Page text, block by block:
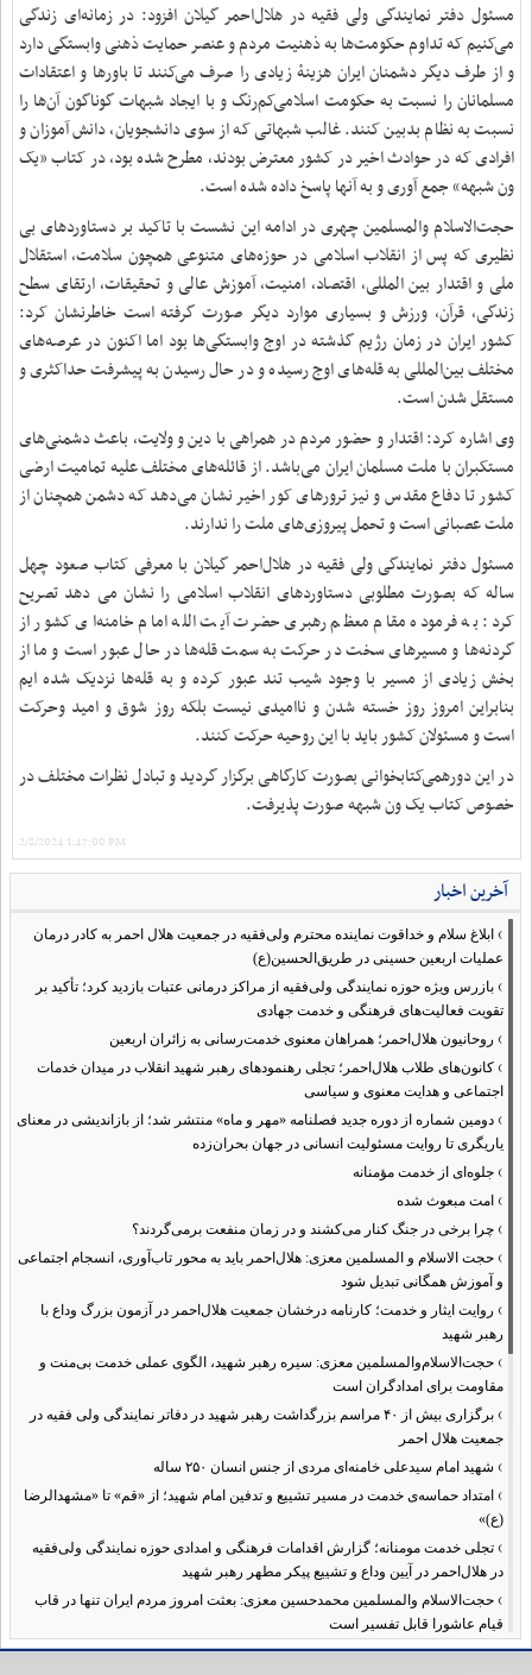
مسئول دفتر نمایندگی ولی فقیه در هلال‌احمر گیلان افزود: در زمانه‌ای زندگی
می‌کنیم که تداوم حکومت‌ها به ذهنیت مردم و عنصر حمایت ذهنی وابستگی دارد
و از طرف دیگر دشمنان ایران هزینۀ زیادی را صرف می‌کنند تا باورها و اعتقادات
مسلمانان را نسبت به حکومت اسلامی‌کم‌رنگ و با ایجاد شبهات گوناگون آن‌ها را
نسبت به نظام بدبین کنند. غالب شبهاتی که از سوی دانشجویان، دانش آموزان و
افرادی که در حوادث اخیر در کشور معترض بودند، مطرح شده بود، در کتاب «یک
ون شبهه» جمع آوری و به آنها پاسخ داده شده است.
حجت‌الاسلام والمسلمین چهری در ادامه این نشست با تاکید بر دستاوردهای بی
نظیری که پس از انقلاب اسلامی در حوزه‌های متنوعی همچون سلامت، استقلال
ملی و اقتدار بین المللی، اقتصاد، امنیت، آموزش عالی و تحقیقات، ارتقای سطح
زندگی، قرآن، ورزش و بسیاری موارد دیگر صورت گرفته است خاطرنشان کرد:
کشور ایران در زمان رژیم گذشته در اوج وابستگی‌ها بود اما اکنون در عرصه‌های
مختلف بین‌المللی به قله‌های اوج رسیده و در حال رسیدن به پیشرفت حداکثری و
مستقل شدن است.
وی اشاره کرد: اقتدار و حضور مردم در همراهی با دین و ولایت، باعث دشمنی‌های
مستکبران با ملت مسلمان ایران می‌باشد. از قائله‌های مختلف علیه تمامیت ارضی
کشور تا دفاع مقدس و نیز ترورهای کور اخیر نشان می‌دهد که دشمن همچنان از
ملت عصبانی است و تحمل پیروزی‌های ملت را ندارند.
مسئول دفتر نمایندگی ولی فقیه در هلال‌احمر گیلان با معرفی کتاب صعود چهل
ساله که بصورت مطلوبی دستاوردهای انقلاب اسلامی را نشان می دهد تصریح
کرد: به فرموده مقام معظم رهبری حضرت آیت الله امام خامنه‌ای کشور از
گردنه‌ها و مسیرهای سخت در حرکت به سمت قله‌ها در حال عبور است و ما از
بخش زیادی از مسیر با وجود شیب‌ تند عبور کرده و به قله‌ها نزدیک شده ایم
بنابراین امروز روز خسته شدن و ناامیدی نیست بلکه روز شوق و امید وحرکت
است و مسئولان کشور باید با این روحیه حرکت کنند.
در این دورهمی‌کتابخوانی بصورت کارگاهی برگزار گردید و تبادل نظرات مختلف در
خصوص کتاب یک ون شبهه صورت پذیرفت.
2/8/2024 1:47:00 PM
آخرین اخبار
› ابلاغ سلام و خداقوت نماینده محترم ولی‌فقیه در جمعیت هلال احمر به کادر درمان
عملیات اربعین حسینی در طریق‌الحسین(ع)
› بازرس ویژه حوزه نمایندگی ولی‌فقیه از مراکز درمانی عتبات بازدید کرد؛ تأکید بر
تقویت فعالیت‌های فرهنگی و خدمت جهادی
› روحانیون هلال‌احمر؛ همراهان معنوی خدمت‌رسانی به زائران اربعین
› کانون‌های طلاب هلال‌احمر؛ تجلی رهنمودهای رهبر شهید انقلاب در میدان خدمات
اجتماعی و هدایت معنوی و سیاسی
› دومین شماره از دوره جدید فصلنامه «مهر و ماه» منتشر شد؛ از بازاندیشی در معنای
یاریگری تا روایت مسئولیت انسانی در جهان بحران‌زده
› جلوه‌ای از خدمت مؤمنانه
› امت مبعوث شده
› چرا برخی در جنگ کنار می‌کشند و در زمان منفعت برمی‌گردند؟
› حجت الاسلام و المسلمین معزی: هلال‌احمر باید به محور تاب‌آوری، انسجام اجتماعی
و آموزش همگانی تبدیل شود
› روایت ایثار و خدمت؛ کارنامه درخشان جمعیت هلال‌احمر در آزمون بزرگ وداع با
رهبر شهید
› حجت‌الاسلام‌والمسلمین معزی: سیره رهبر شهید، الگوی عملی خدمت بی‌منت و
مقاومت برای امدادگران است
›
برگزاری بیش از ۴۰ مراسم بزرگداشت رهبر شهید در دفاتر نمایندگی ولی فقیه در
جمعیت هلال احمر
› شهید امام سیدعلی خامنه‌ای مردی از جنس انسان ۲۵۰ ساله
› امتداد حماسه‌ی خدمت در مسیر تشییع و تدفین امام شهید؛ از «قم» تا «مشهدالرضا
(ع)»
› تجلی خدمت مومنانه؛ گزارش اقدامات فرهنگی و امدادی حوزه نمایندگی ولی‌فقیه
در هلال‌احمر در آیین وداع و تشییع پیکر مطهر رهبر شهید
› حجت‌الاسلام والمسلمین محمدحسین معزی: بعثت امروز مردم ایران تنها در قاب
قیام عاشورا قابل تفسیر است
›آمادگی همه‌جانبه معاونت فرهنگی حوزه نمایندگی ولی‌فقیه هلال‌احمر برای